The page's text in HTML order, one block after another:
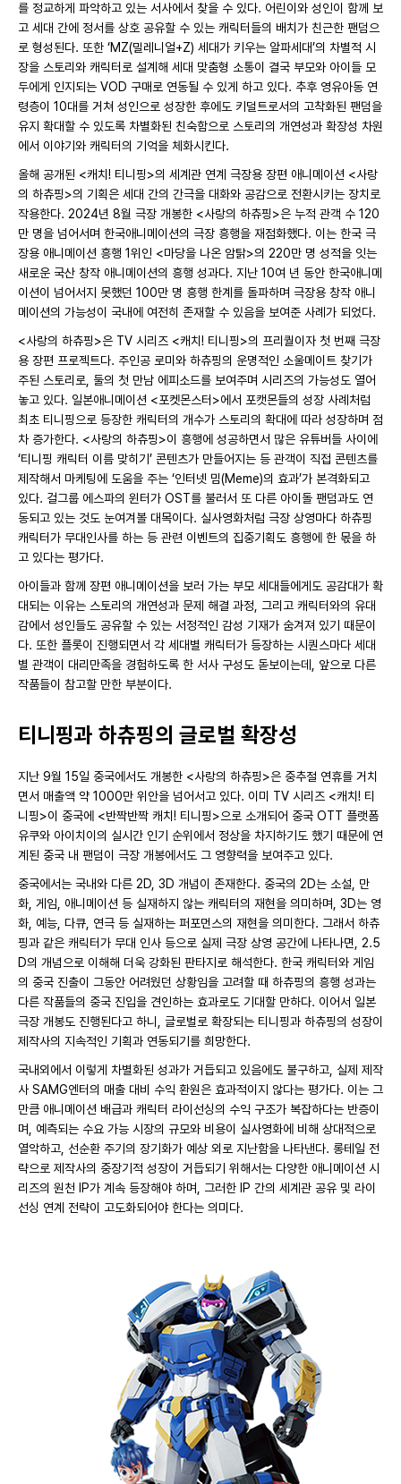
를 정교하게 파악하고 있는 서사에서 찾을 수 있다. 어린이와 성인이 함께 보
고 세대 간에 정서를 상호 공유할 수 있는 캐릭터들의 배치가 친근한 팬덤으
로 형성된다. 또한 ‘MZ(밀레니얼+Z) 세대가 키우는 알파세대’의 차별적 시
장을 스토리와 캐릭터로 설계해 세대 맞춤형 소통이 결국 부모와 아이들 모
두에게 인지되는 VOD 구매로 연동될 수 있게 하고 있다. 추후 영유아동 연
령층이 10대를 거쳐 성인으로 성장한 후에도 키덜트로서의 고착화된 팬덤을
유지 확대할 수 있도록 차별화된 친숙함으로 스토리의 개연성과 확장성 차원
에서 이야기와 캐릭터의 기억을 체화시킨다.
올해 공개된 <캐치! 티니핑>의 세계관 연계 극장용 장편 애니메이션 <사랑
의 하츄핑>의 기획은 세대 간의 간극을 대화와 공감으로 전환시키는 장치로
작용한다. 2024년 8월 극장 개봉한 <사랑의 하츄핑>은 누적 관객 수 120
만 명을 넘어서며 한국애니메이션의 극장 흥행을 재점화했다. 이는 한국 극
장용 애니메이션 흥행 1위인 <마당을 나온 암탉>의 220만 명 성적을 잇는
새로운 국산 창작 애니메이션의 흥행 성과다. 지난 10여 년 동안 한국애니메
이션이 넘어서지 못했던 100만 명 흥행 한계를 돌파하며 극장용 창작 애니
메이션의 가능성이 국내에 여전히 존재할 수 있음을 보여준 사례가 되었다.
<사랑의 하츄핑>은 TV 시리즈 <캐치! 티니핑>의 프리퀄이자 첫 번째 극장
용 장편 프로젝트다. 주인공 로미와 하츄핑의 운명적인 소울메이트 찾기가
주된 스토리로, 둘의 첫 만남 에피소드를 보여주며 시리즈의 가능성도 열어
놓고 있다. 일본애니메이션 <포켓몬스터>에서 포캣몬들의 성장 사례처럼
최초 티니핑으로 등장한 캐릭터의 개수가 스토리의 확대에 따라 성장하며 점
차 증가한다. <사랑의 하츄핑>이 흥행에 성공하면서 많은 유튜버들 사이에
‘티니핑 캐릭터 이름 맞히기’ 콘텐츠가 만들어지는 등 관객이 직접 콘텐츠를
제작해서 마케팅에 도움을 주는 ‘인터넷 밈(Meme)의 효과’가 본격화되고
있다. 걸그룹 에스파의 윈터가 OST를 불러서 또 다른 아이돌 팬덤과도 연
동되고 있는 것도 눈여겨볼 대목이다. 실사영화처럼 극장 상영마다 하츄핑
캐릭터가 무대인사를 하는 등 관련 이벤트의 집중기획도 흥행에 한 몫을 하
고 있다는 평가다.
아이들과 함께 장편 애니메이션을 보러 가는 부모 세대들에게도 공감대가 확
대되는 이유는 스토리의 개연성과 문제 해결 과정, 그리고 캐릭터와의 유대
감에서 성인들도 공유할 수 있는 서정적인 감성 기재가 숨겨져 있기 때문이
다. 또한 플롯이 진행되면서 각 세대별 캐릭터가 등장하는 시퀀스마다 세대
별 관객이 대리만족을 경험하도록 한 서사 구성도 돋보이는데, 앞으로 다른
작품들이 참고할 만한 부분이다.
티니핑과 하츄핑의 글로벌 확장성
지난 9월 15일 중국에서도 개봉한 <사랑의 하츄핑>은 중추절 연휴를 거치
면서 매출액 약 1000만 위안을 넘어서고 있다. 이미 TV 시리즈 <캐치! 티
니핑>이 중국에 <반짝반짝 캐치! 티니핑>으로 소개되어 중국 OTT 플랫폼
유쿠와 아이치이의 실시간 인기 순위에서 정상을 차지하기도 했기 때문에 연
계된 중국 내 팬덤이 극장 개봉에서도 그 영향력을 보여주고 있다.
중국에서는 국내와 다른 2D, 3D 개념이 존재한다. 중국의 2D는 소설, 만
화, 게임, 애니메이션 등 실재하지 않는 캐릭터의 재현을 의미하며, 3D는 영
화, 예능, 다큐, 연극 등 실재하는 퍼포먼스의 재현을 의미한다. 그래서 하츄
핑과 같은 캐릭터가 무대 인사 등으로 실제 극장 상영 공간에 나타나면, 2.5
D의 개념으로 이해해 더욱 강화된 판타지로 해석한다. 한국 캐릭터와 게임
의 중국 진출이 그동안 어려웠던 상황임을 고려할 때 하츄핑의 흥행 성과는
다른 작품들의 중국 진입을 견인하는 효과로도 기대할 만하다. 이어서 일본
극장 개봉도 진행된다고 하니, 글로벌로 확장되는 티니핑과 하츄핑의 성장이
제작사의 지속적인 기획과 연동되기를 희망한다.
국내외에서 이렇게 차별화된 성과가 거듭되고 있음에도 불구하고, 실제 제작
사 SAMG엔터의 매출 대비 수익 환원은 효과적이지 않다는 평가다. 이는 그
만큼 애니메이션 배급과 캐릭터 라이선싱의 수익 구조가 복잡하다는 반증이
며, 예측되는 수요 가능 시장의 규모와 비용이 실사영화에 비해 상대적으로
열악하고, 선순환 주기의 장기화가 예상 외로 지난함을 나타낸다. 롱테일 전
략으로 제작사의 중장기적 성장이 거듭되기 위해서는 다양한 애니메이션 시
리즈의 원천 IP가 계속 등장해야 하며, 그러한 IP 간의 세계관 공유 및 라이
선싱 연계 전략이 고도화되어야 한다는 의미다.